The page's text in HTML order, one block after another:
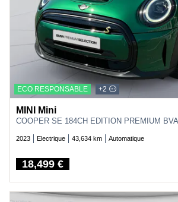
ECO RESPONSABLE +2
MINI Mini
COOPER SE 184CH EDITION PREMIUM
2023 Electrique 43,634 km Automatique
Price
18,499 €